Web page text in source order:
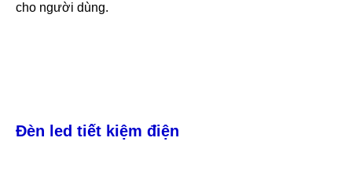
cho người dùng.
Đèn led tiết kiệm điện